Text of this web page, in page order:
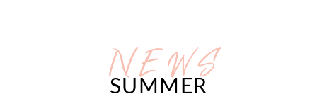
N E W S
SUMMER